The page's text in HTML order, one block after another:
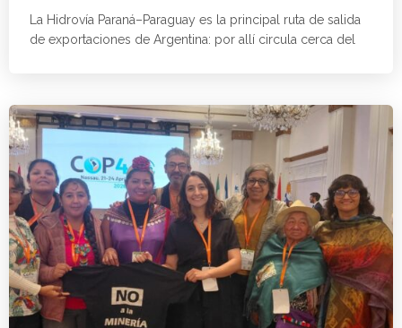
La Hidrovía Paraná–Paraguay es la principal ruta de salida
de exportaciones de Argentina: por allí circula cerca del